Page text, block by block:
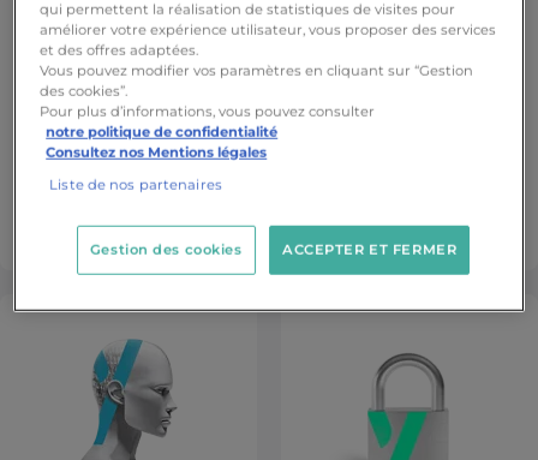
École Informatique à Paris
qui permettent la réalisation de statistiques de visites pour
améliorer votre expérience utilisateur, vous proposer des services
et des offres adaptées.
Vous pouvez modifier vos paramètres en cliquant sur “Gestion
des cookies”.
Pour plus d’informations, vous pouvez consulter
notre politique de confidentialité
Consultez nos Mentions légales
Liste de nos partenaires
ACCEPTER ET FERMER
Gestion des cookies